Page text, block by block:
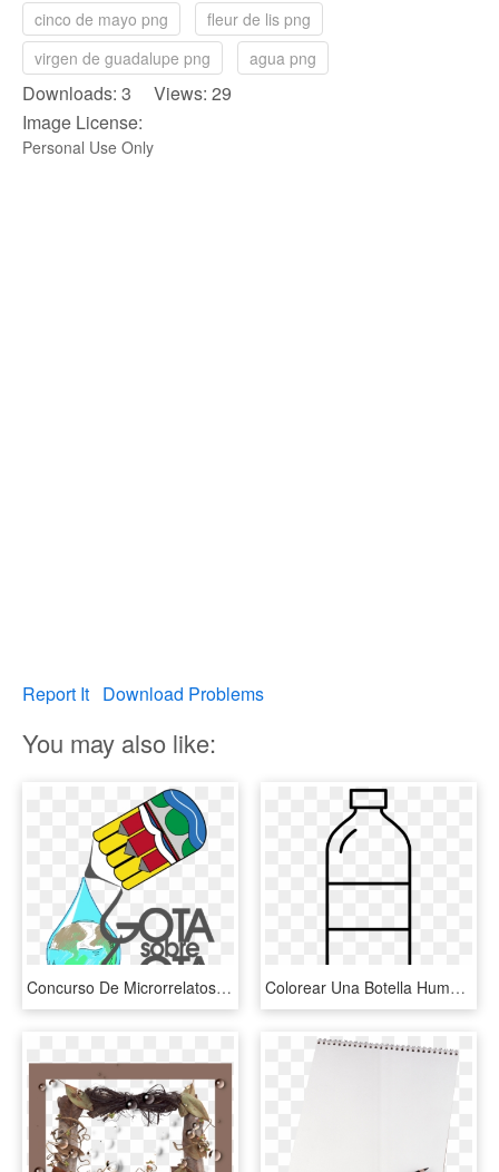
cinco de mayo png
fleur de lis png
virgen de guadalupe png
agua png
Downloads: 3 Views: 29
Image License:
Personal Use Only
Report It Download Problems
You may also like:
Concurso De Microrrelatos - Dibujo Derecho Al Agua Y Saneamiento, HD Png Download Colorear Una Botella Humanizada Dibujos De Botellas - Botella De Agua Dibujo, HD Png Download